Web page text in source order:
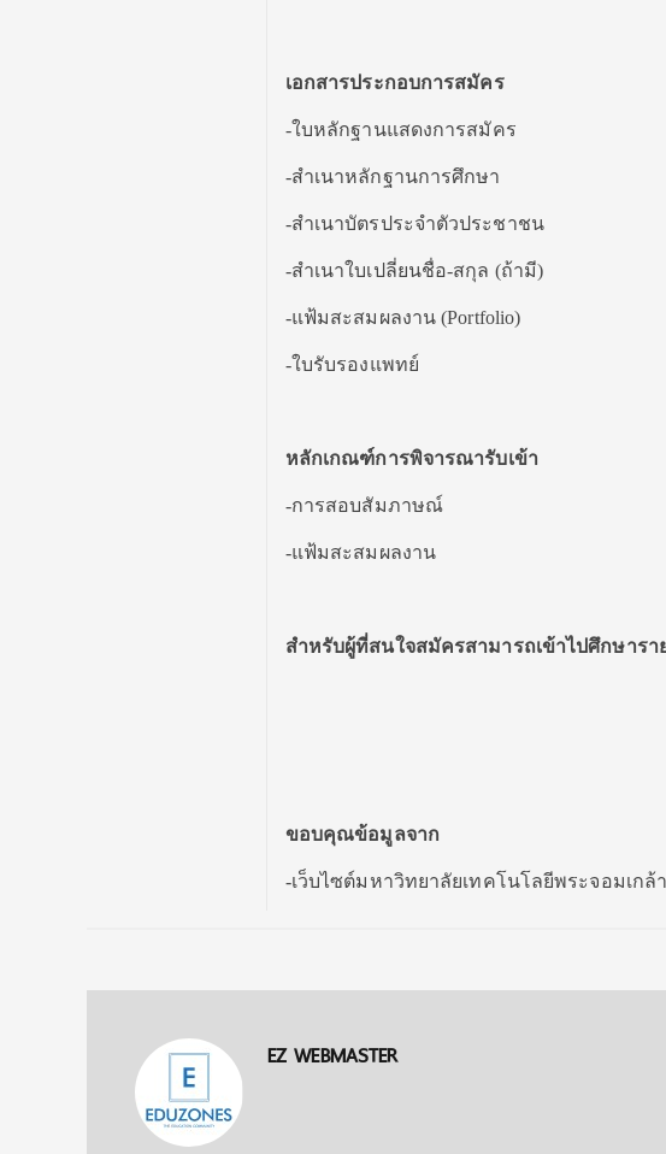
เอกสารประกอบการสมัคร
-ใบหลักฐานแสดงการสมัคร
-สำเนาหลักฐานการศึกษา
-สำเนาบัตรประจำตัวประชาชน
-สำเนาใบเปลี่ยนชื่อ-สกุล (ถ้ามี)
-แฟ้มสะสมผลงาน (Portfolio)
-ใบรับรองแพทย์
หลักเกณฑ์การพิจารณารับเข้า
-การสอบสัมภาษณ์
-แฟ้มสะสมผลงาน
สำหรับผู้ที่สนใจสมัครสามารถเข้าไปศึกษารา
ขอบคุณข้อมูลจาก
-เว็บไซต์มหาวิทยาลัยเทคโนโลยีพระจอมเกล้
EZ WEBMASTER